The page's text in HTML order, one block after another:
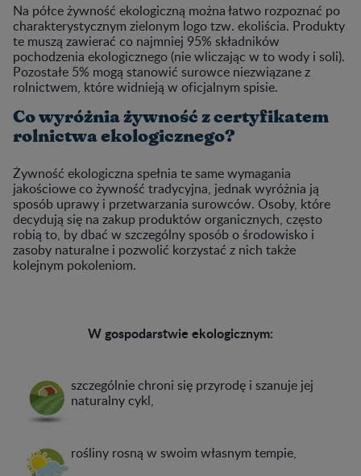
Na półce żywność ekologiczną można łatwo rozpoznać po
charakterystycznym zielonym logo tzw. ekoliścia. Produkty
te muszą zawierać co najmniej 95% składników
pochodzenia ekologicznego (nie wliczając w to wody i soli).
Pozostałe 5% mogą stanowić surowce niezwiązane z
rolnictwem, które widnieją w oficjalnym spisie.
Co wyróżnia żywność z certyfikatem
rolnictwa ekologicznego?
Żywność ekologiczna spełnia te same wymagania
jakościowe co żywność tradycyjna, jednak wyróżnia ją
sposób uprawy i przetwarzania surowców. Osoby, które
decydują się na zakup produktów organicznych, często
robią to, by dbać w szczególny sposób o środowisko i
zasoby naturalne i pozwolić korzystać z nich także
kolejnym pokoleniom.
W gospodarstwie ekologicznym:
szczególnie chroni się przyrodę i szanuje jej
naturalny cykl,
rośliny rosną w swoim własnym tempie,